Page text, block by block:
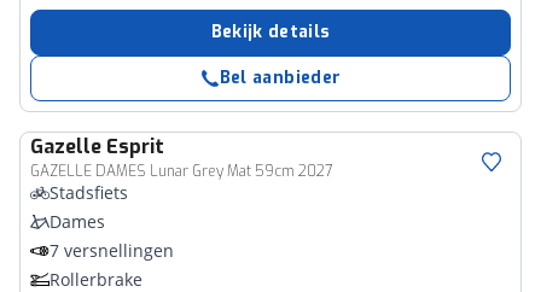
Bekijk details
Bel aanbieder
Gazelle Esprit
GAZELLE DAMES Lunar Grey Mat 59cm 2027
Stadsfiets
Dames
7 versnellingen
Rollerbrake